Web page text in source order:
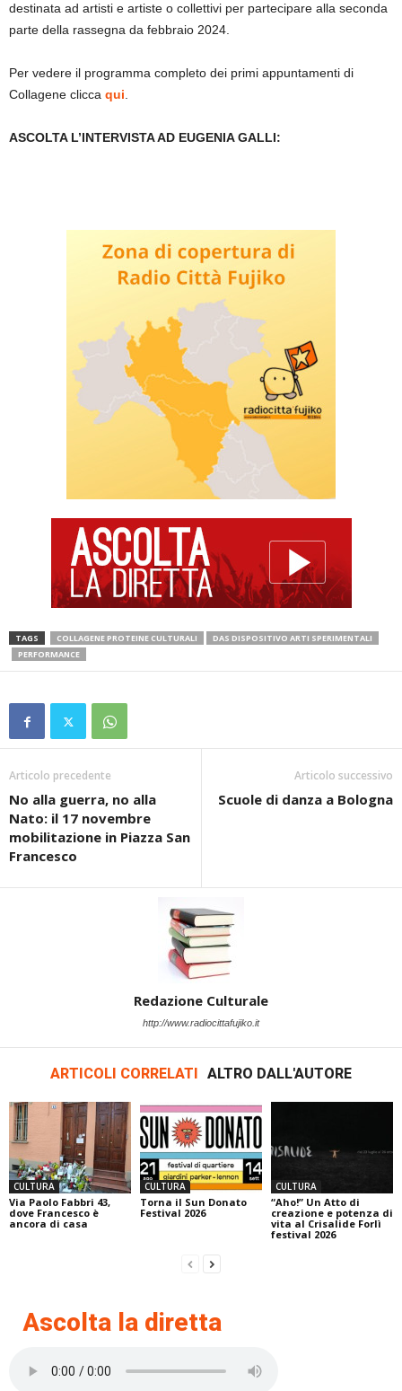
destinata ad artisti e artiste o collettivi per partecipare alla seconda
parte della rassegna da febbraio 2024.
Per vedere il programma completo dei primi appuntamenti di
Collagene clicca qui.
ASCOLTA L’INTERVISTA AD EUGENIA GALLI:
TAGS COLLAGENE PROTEINE CULTURALI
DAS DISPOSITIVO ARTI SPERIMENTALI
PERFORMANCE
Articolo precedente
No alla guerra, no alla
Nato: il 17 novembre
mobilitazione in Piazza San
Francesco
Articolo successivo
Scuole di danza a Bologna
Redazione Culturale
http://www.radiocittafujiko.it
ARTICOLI CORRELATI ALTRO DALL'AUTORE
CULTURA
Via Paolo Fabbri 43,
dove Francesco è
ancora di casa
CULTURA
Torna il Sun Donato
Festival 2026
CULTURA
“Aho!” Un Atto di
creazione e potenza di
vita al Crisalide Forlì
festival 2026
Ascolta la diretta